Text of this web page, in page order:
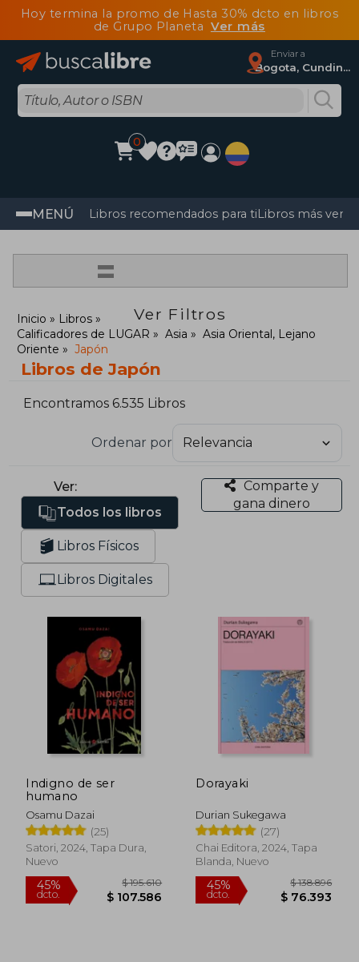
Hoy termina la promo de Hasta 30% dcto en libros
de Grupo Planeta Ver más
Enviar a
Bogota, Cundinamarca
0
MENÚ Libros recomendados para tiLibros más
=
Ver Filtros
Inicio
Libros
Calificadores de LUGAR
Asia
Asia Oriental, Lejano
Oriente
Japón
Libros de Japón
Encontramos 6.535 Libros
Ordenar por
Ver:
Todos los libros
Libros Físicos
Libros Digitales
Comparte y
gana dinero
Indigno de ser
humano
Osamu Dazai
(25)
Satori, 2024, Tapa Dura,
Nuevo
Dorayaki
Durian Sukegawa
(27)
Chai Editora, 2024, Tapa
Blanda, Nuevo